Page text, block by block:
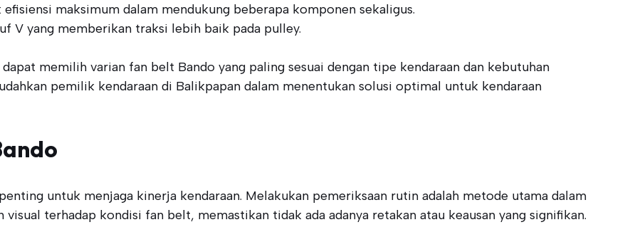
maksimum dalam mendukung beberapa komponen sekaligus.
V yang memberikan traksi lebih baik pada pulley.
memilih varian fan belt Bando yang paling sesuai dengan tipe kendaraan dan kebutuhan
pemilik kendaraan di Balikpapan dalam menentukan solusi optimal untuk kendaraan
untuk menjaga kinerja kendaraan. Melakukan pemeriksaan rutin adalah metode utama dalam
terhadap kondisi fan belt, memastikan tidak ada adanya retakan atau keausan yang signifikan.